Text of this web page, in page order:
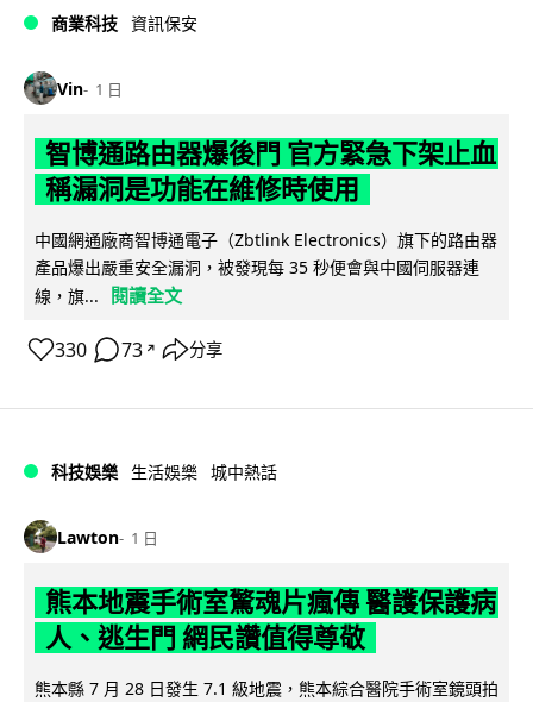
商業科技 資訊保安
Vin 1 日
智博通路由器爆後門 官方緊急下架止血
稱漏洞是功能在維修時使用
中國網通廠商智博通電子（Zbtlink Electronics）旗下的路由器
產品爆出嚴重安全漏洞，被發現每 35 秒便會與中國伺服器連
線，旗...
閱讀全文
330 73 ↗ 分享
科技娛樂 生活娛樂 城中熱話
Lawton 1 日
熊本地震手術室驚魂片瘋傳 醫護保護病
人、逃生門 網民讚值得尊敬
熊本縣 7 月 28 日發生 7.1 級地震，熊本綜合醫院手術室鏡頭拍